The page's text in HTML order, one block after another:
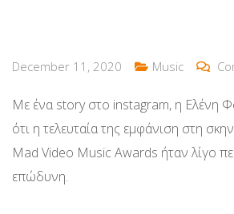
December 11, 2020 Music
Mε ένα story στο instagram, η Ελένη
ότι η τελευταία της εμφάνιση στη
Mad Video Music Awards ήταν λίγο
επώδυνη.